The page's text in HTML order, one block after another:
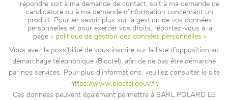
répondre soit à ma demande de contact, soit à ma demande de
candidature ou à ma demande d’information concernant un
produit. Pour en savoir plus sur la gestion de vos données
personnelles et pour exercer vos droits, reportez-vous à la
page « politique de gestion des données personnelles »
Vous avez la possibilité de vous inscrire sur la liste d’opposition au
démarchage téléphonique (Bloctel), afin de ne pas être démarché
par nos services. Pour plus d’informations, veuillez consulter le site
https://www.bloctel.gouv.fr.
Ces données peuvent également permettre à SARL POLARD LE